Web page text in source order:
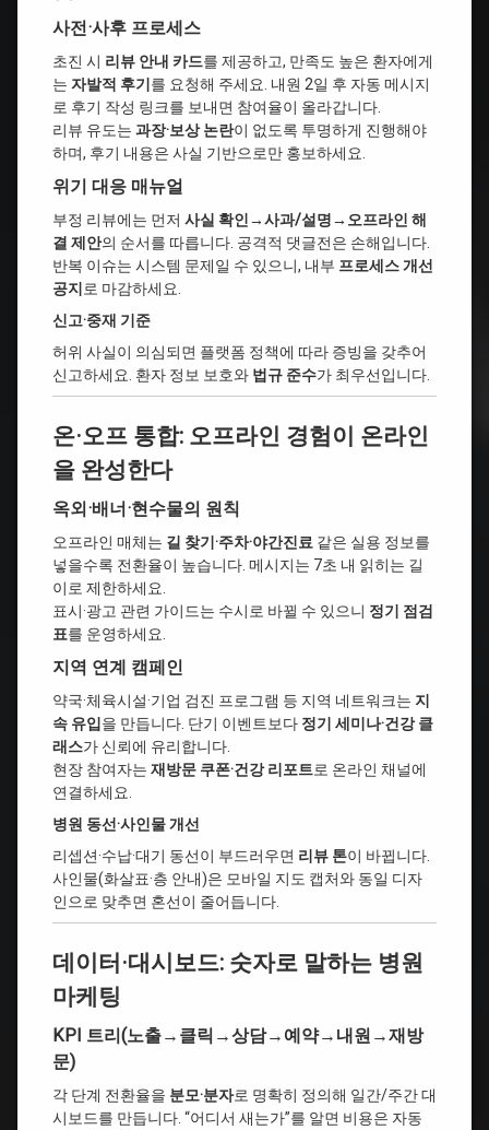
사전·사후 프로세스
초진 시 리뷰 안내 카드를 제공하고, 만족도 높은 환자에게
는 자발적 후기 를 요청해 주세요. 내원 2일 후 자동 메시지
로 후기 작성 링크를 보내면 참여율이 올라갑니다.
리뷰 유도는 과장·보상 논란이 없도록 투명하게 진행해야
하며, 후기 내용은 사실 기반으로만 홍보하세요.
위기 대응 매뉴얼
부정 리뷰에는 먼저 사실 확인→사과/설명→오프라인 해
결 제안의 순서를 따릅니다. 공격적 댓글전은 손해입니다.
반복 이슈는 시스템 문제일 수 있으니, 내부 프로세스 개선
공지 로 마감하세요.
신고·중재 기준
허위 사실이 의심되면 플랫폼 정책에 따라 증빙을 갖추어
신고하세요. 환자 정보 보호와 법규 준수가 최우선입니다.
온·오프 통합: 오프라인 경험이 온라인
을 완성한다
옥외·배너·현수물의 원칙
오프라인 매체는 길 찾기·주차·야간진료 같은 실용 정보를
넣을수록 전환율이 높습니다. 메시지는 7초 내 읽히는 길
이로 제한하세요.
표시·광고 관련 가이드는 수시로 바뀔 수 있으니 정기 점검
표를 운영하세요.
지역 연계 캠페인
약국·체육시설·기업 검진 프로그램 등 지역 네트워크는 지
속 유입 을 만듭니다. 단기 이벤트보다 정기 세미나·건강 클
래스가 신뢰에 유리합니다.
현장 참여자는 재방문 쿠폰·건강 리포트로 온라인 채널에
연결하세요.
병원 동선·사인물 개선
리셉션·수납·대기 동선이 부드러우면 리뷰 톤이 바뀝니다.
사인물(화살표·층 안내)은 모바일 지도 캡처와 동일 디자
인으로 맞추면 혼선이 줄어듭니다.
데이터·대시보드: 숫자로 말하는 병원
마케팅
KPI 트리(노출→클릭→상담→예약→내원→재방
문)
각 단계 전환율을 분모·분자로 명확히 정의해 일간/주간 대
시보드를 만듭니다. “어디서 새는가”를 알면 비용은 자동